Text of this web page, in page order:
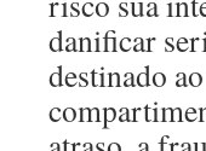
danificar
destinado